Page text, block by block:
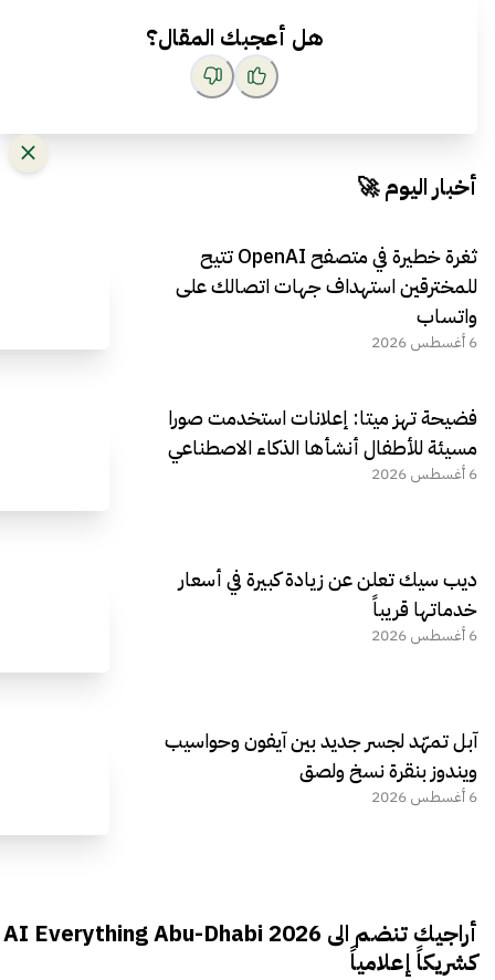
هل أعجبك المقال؟
أخبار اليوم 🚀
ثغرة خطيرة في متصفح OpenAI تتيح
للمخترقين استهداف جهات اتصالك على
واتساب
6 أغسطس 2026
فضيحة تهز ميتا: إعلانات استخدمت صورا
مسيئة للأطفال أنشأها الذكاء الاصطناعي
6 أغسطس 2026
ديب سيك تعلن عن زيادة كبيرة في أسعار
خدماتها قريباً
6 أغسطس 2026
آبل تمهّد لجسر جديد بين آيفون وحواسيب
ويندوز بنقرة نسخ ولصق
6 أغسطس 2026
أراجيك تنضم الى AI Everything Abu-Dhabi 2026
كشريكاً إعلامياً